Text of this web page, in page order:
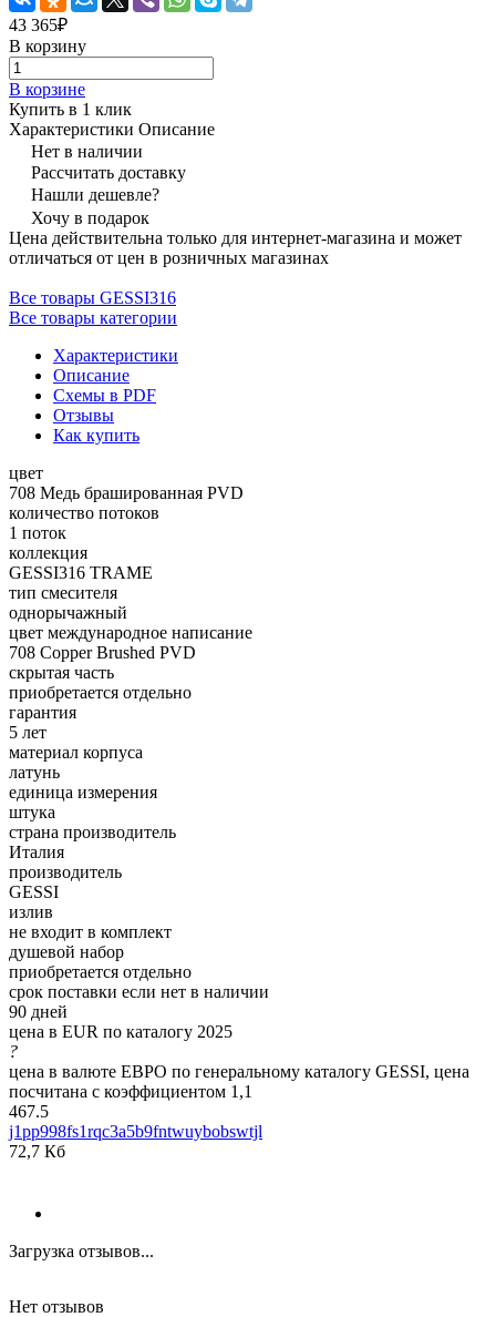
43 365₽
В корзину
В корзине
Купить в 1 клик
Характеристики Описание
Нет в наличии
Рассчитать доставку
Нашли дешевле?
Хочу в подарок
Цена действительна только для интернет-магазина и может
отличаться от цен в розничных магазинах
Все товары GESSI316
Все товары категории
Характеристики
Описание
Схемы в PDF
Отзывы
Как купить
цвет
708 Медь брашированная PVD
количество потоков
1 поток
коллекция
GESSI316 TRAME
тип смесителя
однорычажный
цвет международное написание
708 Copper Brushed PVD
скрытая часть
приобретается отдельно
гарантия
5 лет
материал корпуса
латунь
единица измерения
штука
страна производитель
Италия
производитель
GESSI
излив
не входит в комплект
душевой набор
приобретается отдельно
срок поставки если нет в наличии
90 дней
цена в EUR по каталогу 2025
?
цена в валюте ЕВРО по генеральному каталогу GESSI, цена
посчитана с коэффициентом 1,1
467.5
j1pp998fs1rqc3a5b9fntwuybobswtjl
72,7 Кб
Загрузка отзывов...
Нет отзывов